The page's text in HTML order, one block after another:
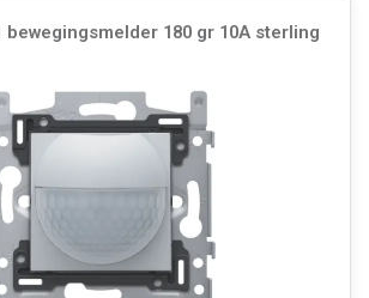
bewegingsmelder 180 gr 10A sterling